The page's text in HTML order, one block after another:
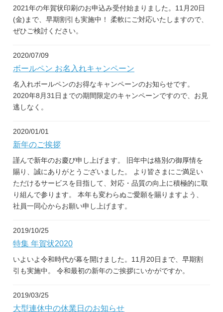
2021年の年賀状印刷のお申込み受付始まりました。11月20日
(金)まで、早期割引も実施中！ 柔軟にご対応いたしますので、
ぜひご検討ください。
2020/07/09
ボールペン お名入れキャンペーン
名入れボールペンのお得なキャンペーンのお知らせです。
2020年8月31日までの期間限定のキャンペーンですので、お見
逃しなく。
2020/01/01
新年のご挨拶
謹んで新年のお慶び申し上げます。 旧年中は格別の御厚情を
賜り、誠にありがとうございました。 より皆さまにご満足い
ただけるサービスを目指して、対応・品質の向上に積極的に取
り組んで参ります。 本年も変わらぬご愛願を賜りますよう、
社員一同心からお願い申し上げます。
2019/10/25
特集 年賀状2020
いよいよ令和時代が幕を開けました。11月20日まで、早期割
引も実施中。 令和最初の新年のご挨拶にいかがですか。
2019/03/25
大型連休中の休業日のお知らせ